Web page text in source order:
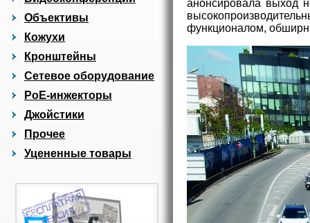
Объективы
Кожухи
Кронштейны
Сетевое оборудование
PoE-инжекторы
Джойстики
Прочее
Уцененные товары
анонсировала выход
функционалом,